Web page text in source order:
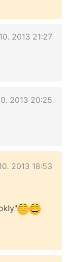
2013 21:27
2013 20:25
2013 18:53